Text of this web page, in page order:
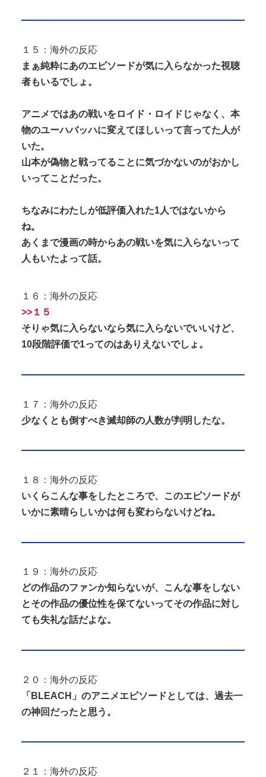
１５：海外の反応
まぁ純粋にあのエピソードが気に入らなかった視聴
者もいるでしょ。
アニメではあの戦いをロイド・ロイドじゃなく、本
物のユーハバッハに変えてほしいって言ってた人が
いた。
山本が偽物と戦ってることに気づかないのがおかし
いってことだった。
ちなみにわたしが低評価入れた1人ではないから
ね。
あくまで漫画の時からあの戦いを気に入らないって
人もいたよって話。
１６：海外の反応
>>１５
そりゃ気に入らないなら気に入らないでいいけど、
10段階評価で1ってのはありえないでしょ。
１７：海外の反応
少なくとも倒すべき滅却師の人数が判明したな。
１８：海外の反応
いくらこんな事をしたところで、このエピソードが
いかに素晴らしいかは何も変わらないけどね。
１９：海外の反応
どの作品のファンか知らないが、こんな事をしない
とその作品の優位性を保てないってその作品に対し
ても失礼な話だよな。
２０：海外の反応
「BLEACH」のアニメエピソードとしては、過去一
の神回だったと思う。
２１：海外の反応